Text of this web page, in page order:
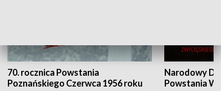
70. rocznica Powstania
Poznańskiego Czerwca 1956 roku
Narodowy
Powstania